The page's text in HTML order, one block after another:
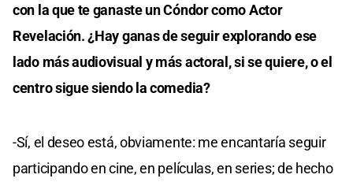
con la que te ganaste un Cóndor como Actor
Revelación. ¿Hay ganas de seguir explorando ese
lado más audiovisual y más actoral, si se quiere, o el
centro sigue siendo la comedia?
-Sí, el deseo está, obviamente: me encantaría seguir
participando en cine, en películas, en series; de hecho